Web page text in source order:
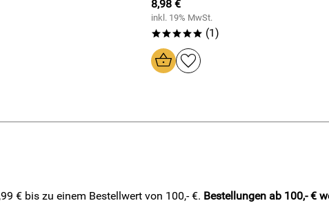
Alle Bewertungen anschauen
8,98 €
inkl. 19% MwSt.
***** (1)
€ bis zu einem Bestellwert von 100,- €. Bestellungen ab 100,- €